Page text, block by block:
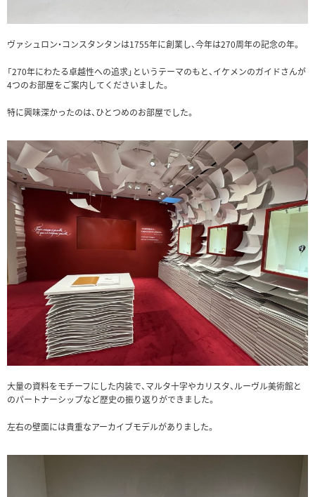
ヴァシュロン・コンスタンタンは1755年に創業し、今年は270周年の記念の年。
「270年にわたる卓越性への追求」というテーマのもと、イケメンのガイドさんが
4つのお部屋をご案内してくださいました。
特に興味深かったのは、ひとつめのお部屋でした。
大量の資料をモチーフにした内装で、マルタ十字やカリスタ、ルーヴル美術館と
のパートナーシップなど歴史の振り返りができました。
左右の壁面には貴重なアーカイブモデルがありました。